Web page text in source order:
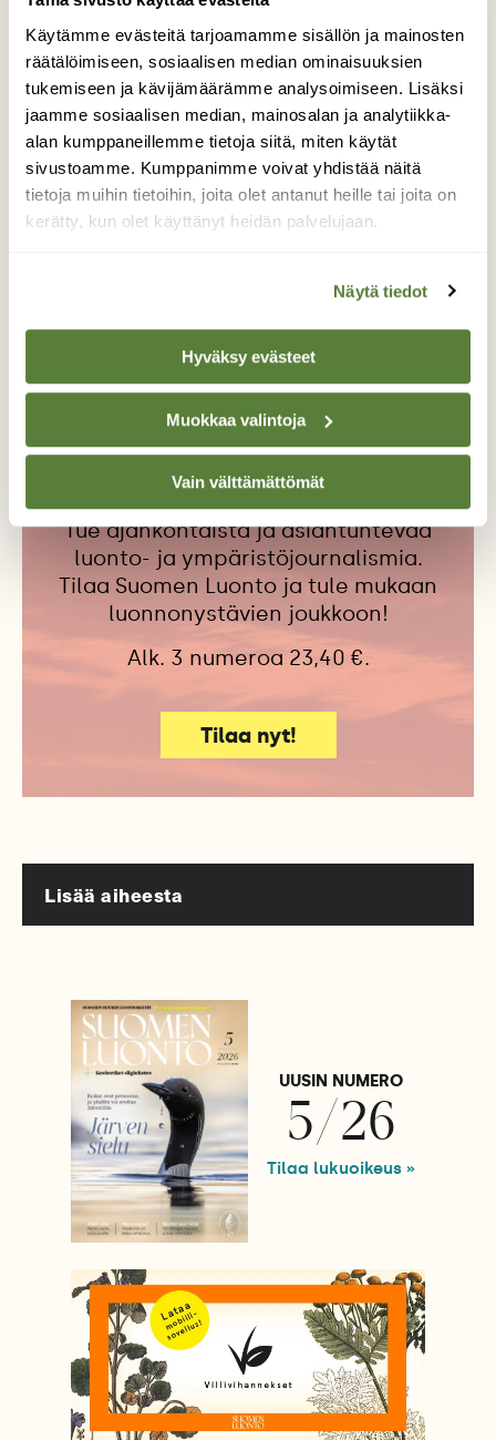
Käytämme evästeitä tarjoamamme sisällön ja mainosten
räätälöimiseen, sosiaalisen median ominaisuuksien
tukemiseen ja kävijämäärämme analysoimiseen. Lisäksi
jaamme sosiaalisen median, mainosalan ja analytiikka-
alan kumppaneillemme tietoja siitä, miten käytät
sivustoamme. Kumppanimme voivat yhdistää näitä
tietoja muihin tietoihin, joita olet antanut heille tai joita on
kerätty, kun olet käyttänyt heidän palvelujaan.
Näytä tiedot
Hyväksy evästeet
Muokkaa valintoja
Vain välttämättömät
Suomen Luonnontoimittaja vuosina 2010–2021.
Tilaa Suomen Luonto
Tue ajankohtaista ja asiantuntevaa
luonto- ja ympäristöjournalismia.
Tilaa Suomen Luonto ja tule mukaan
luonnonystävien joukkoon!
Alk. 3 numeroa 23,40 €.
Tilaa nyt!
Lisää aiheesta
UUSIN NUMERO
5/26
Tilaa lukuoikeus »